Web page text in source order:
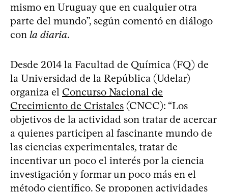
mismo en Uruguay que en cualquier otra
parte del mundo”, según comentó en diálogo
con la diaria.
Desde 2014 la Facultad de Química (FQ) de
la Universidad de la República (Udelar)
organiza el Concurso Nacional de
Crecimiento de Cristales (CNCC): “Los
objetivos de la actividad son tratar de acercar
a quienes participen al fascinante mundo de
las ciencias experimentales, tratar de
incentivar un poco el interés por la ciencia
investigación y formar un poco más en el
método científico. Se proponen actividades